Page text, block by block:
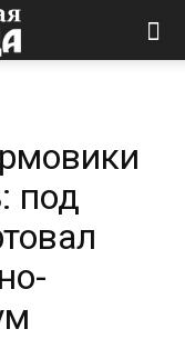
под